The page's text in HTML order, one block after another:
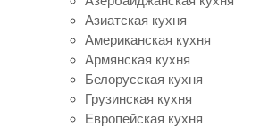
Азиатская кухня
Американская кухня
Армянская кухня
Белорусская кухня
Грузинская кухня
Европейская кухня